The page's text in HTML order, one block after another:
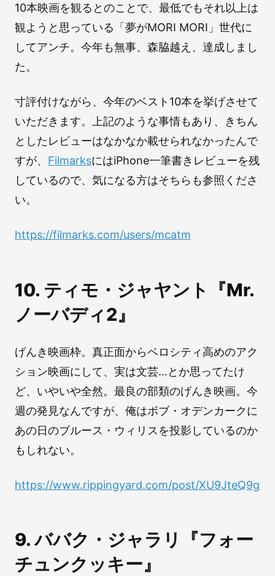
10本映画を観るとのことで、最低でもそれ以上は
観ようと思っている「夢がMORI MORI」世代に
してアンチ。今年も無事、森脇越え、達成しまし
た。
寸評付けながら、今年のベスト10本を挙げさせて
いただきます。上記のような事情もあり、きちん
としたレビューはなかなか載せられなかったんで
すが、 FilmarksにはiPhone一筆書きレビューを残
しているので、気になる方はそちらも参照くださ
い。
https://filmarks.com/users/mcatm
10. ティモ・ジャヤント『Mr.
ノーバディ2』
げんき映画枠。真正面からベロシティ高めのアク
ション映画にして、実は文芸…とか思ってたけ
ど、いやいや全然。最良の部類のげんき映画。今
週の発見なんですが、俺はボブ・オデンカークに
あの日のブルース・ウィリスを投影しているのか
もしれない。
https://www.rippingyard.com/post/
9. ババク・ジャラリ『フォー
チュンクッキー』